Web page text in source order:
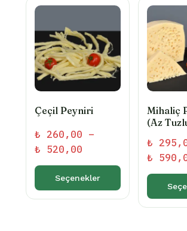
fazla
varyasyonu
var.
Seçenekler
ürün
sayfasından
var.
ürün
Çeçil Peyniri
₺ 260,00 –
₺ 520,00Fiyat
aralığı:
₺ 260,00
-
Seçenekler
Bu
Mihaliç
(Az
₺
₺
Bu